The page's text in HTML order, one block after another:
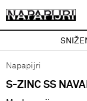
Napapijri
S-ZINC SS